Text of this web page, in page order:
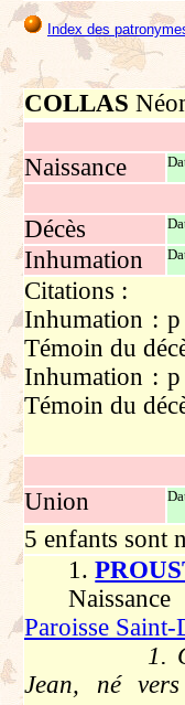
Index des
COLLAS
Naissance
Décès
Inhumation
Citations :
Inhumation : p
Témoin du
Inhumation : p
Témoin du
Union
5 enfants sont
1.
Paroisse Saint-
1.
Jean, né